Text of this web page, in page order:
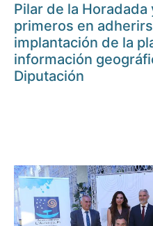
Pilar de la
primeros en
implantación de la
información
Diputación